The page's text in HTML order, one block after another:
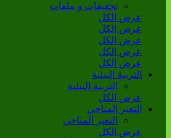
تحقيقات و ملفات
عرض الكل
عرض الكل
عرض الكل
عرض الكل
عرض الكل
التربية البيئية
التربية البيئية
عرض الكل
التغير المناخي
التغير المناخي
عرض الكل